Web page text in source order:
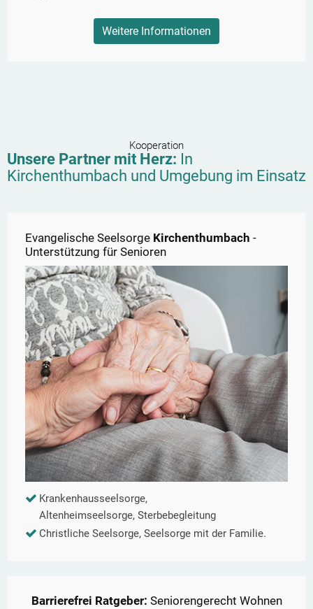
Weitere Informationen
Kooperation
Unsere Partner mit Herz: In
Kirchenthumbach und Umgebung im Einsatz
Evangelische Seelsorge Kirchenthumbach -
Unterstützung für Senioren
Krankenhausseelsorge,
Altenheimseelsorge, Sterbebegleitung
Christliche Seelsorge, Seelsorge mit der Familie.
Barrierefrei Ratgeber: Seniorengerecht Wohnen